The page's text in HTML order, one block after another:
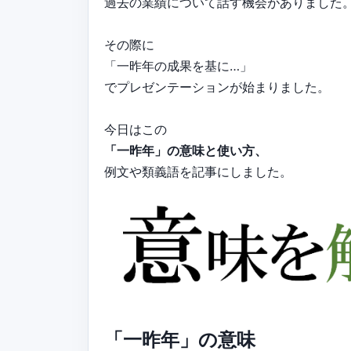
その際に
「一昨年の成果を基に…」
でプレゼンテーションが始まりました。
今日はこの
「一昨年」の意味と使い方、
例文や類義語を記事にしました。
「一昨年」の意味